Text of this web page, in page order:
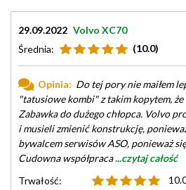
29.09.2022 Volvo XC70
Średnia:
(10.0)
Opinia: Do tej pory nie maiłem
"tatusiowe kombi" z takim kopytem,
Zabawka do dużego chłopca. Volvo
i musieli zmienić konstrukcję,
bywalcem serwisów ASO, ponieważ
Cudowna współpraca...czytaj całość
Trwałość: